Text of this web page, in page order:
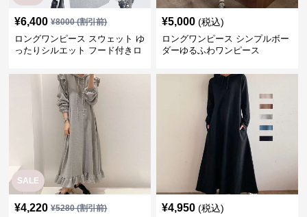
¥6,400 ¥8000(割引前)
ロングワンピース スウェット ゆ
ったりシルエット フード付きロ
¥5,000 (税込)
ロングワンピース シンプルボー
ダーゆるふわワンピース
SALE
¥4,220 ¥5280(割引前) ¥4,950 (税込)